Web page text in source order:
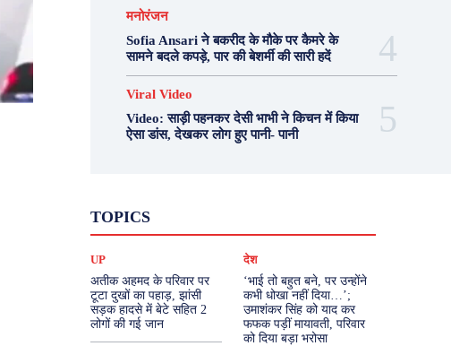
मनोरंजन
Sofia Ansari ने बकरीद के मौके पर कैमरे के
सामने बदले कपड़े, पार की बेशर्मी की सारी हदें
Viral Video
Video: साड़ी पहनकर देसी भाभी ने किचन में किया
ऐसा डांस, देखकर लोग हुए पानी- पानी
TOPICS
दुनिया
मनोरंजन
राजनीति वास्तु शास्त्र
More
UP
अतीक अहमद के परिवार पर
टूटा दुखों का पहाड़, झांसी
सड़क हादसे में बेटे सहित 2
लोगों की गई जान
देश
‘भाई तो बहुत बने, पर उन्होंने
कभी धोखा नहीं दिया…’;
उमाशंकर सिंह को याद कर
फफक पड़ीं मायावती, परिवार
को दिया बड़ा भरोसा